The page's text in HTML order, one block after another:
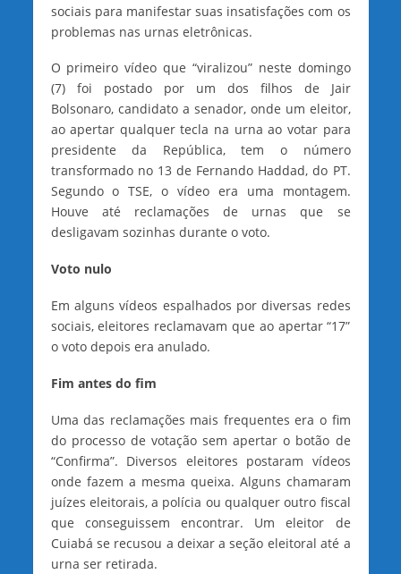
sociais para manifestar suas insatisfações com os
problemas nas urnas eletrônicas.
O primeiro vídeo que “viralizou” neste domingo
(7) foi postado por um dos filhos de Jair
Bolsonaro, candidato a senador, onde um eleitor,
ao apertar qualquer tecla na urna ao votar para
presidente da República, tem o número
transformado no 13 de Fernando Haddad, do PT.
Segundo o TSE, o vídeo era uma montagem.
Houve até reclamações de urnas que se
desligavam sozinhas durante o voto.
Voto nulo
Em alguns vídeos espalhados por diversas redes
sociais, eleitores reclamavam que ao apertar “17”
o voto depois era anulado.
Fim antes do fim
Uma das reclamações mais frequentes era o fim
do processo de votação sem apertar o botão de
“Confirma”. Diversos eleitores postaram vídeos
onde fazem a mesma queixa. Alguns chamaram
juízes eleitorais, a polícia ou qualquer outro fiscal
que conseguissem encontrar. Um eleitor de
Cuiabá se recusou a deixar a seção eleitoral até a
urna ser retirada.